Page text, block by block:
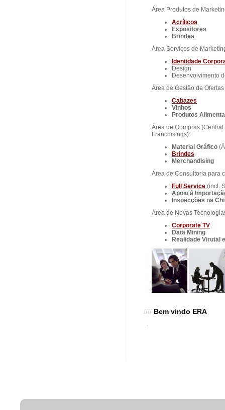
Área Produtos de
Acrílicos
Expositores
Brindes
Área Serviços de
Identidade
Design
Desenvolvimento
Área de Gestão de
Cabazes
Vinhos
Produtos
Área de Compras
Franchisings):
Material Gráfico
Brindes
Merchandising
Área de Consultoria para
Full Service (incl.
Apoio à
Inspecções na
Área de Novas
Corporate TV
Data Mining
Realidade Virutal
//// Bem vindo ERA